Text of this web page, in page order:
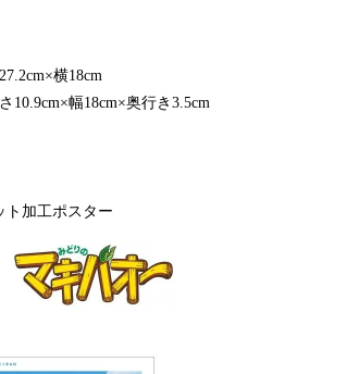
横18cm
幅18cm×奥行き3.5cm
ト加工ポスター